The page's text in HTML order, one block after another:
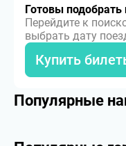
Готовы подобрать
Перейдите к
выбрать дату
Купить
Популярные